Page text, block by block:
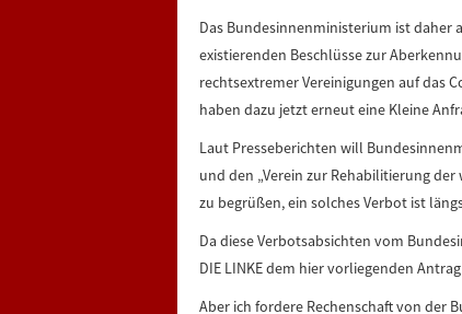
Das Bundesinnenministerium ist daher
existierenden Beschlüsse zur
rechtsextremer Vereinigungen auf das
haben dazu jetzt erneut eine Kleine
Laut Presseberichten will
und den „Verein zur Rehabilitierung
zu begrüßen, ein solches Verbot ist
Da diese Verbotsabsichten vom
DIE LINKE dem hier vorliegenden
Aber ich fordere Rechenschaft von der